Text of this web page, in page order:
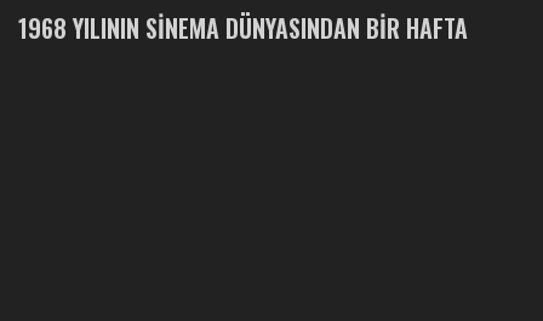
1968 YILININ SINEMA DÜNYASINDAN BIR HAFTA